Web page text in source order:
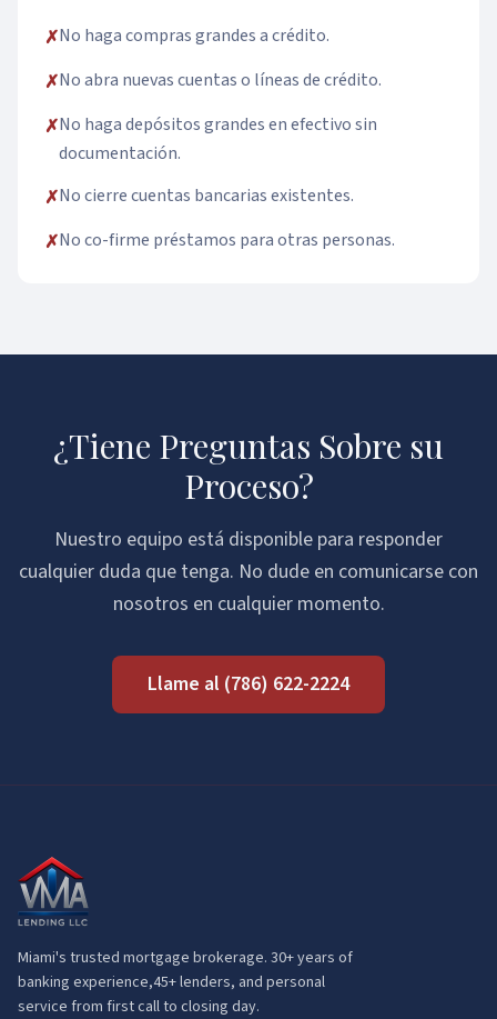
✗No haga compras grandes a crédito.
✗No abra nuevas cuentas o líneas de crédito.
✗No haga depósitos grandes en efectivo sin
documentación.
✗No cierre cuentas bancarias existentes.
✗No co-firme préstamos para otras personas.
¿Tiene Preguntas Sobre su
Proceso?
Nuestro equipo está disponible para responder
cualquier duda que tenga. No dude en comunicarse con
nosotros en cualquier momento.
Llame al (786) 622-2224
Miami's trusted mortgage brokerage. 30+ years of
banking experience,45+lenders, and personal
service from first call to closing day.